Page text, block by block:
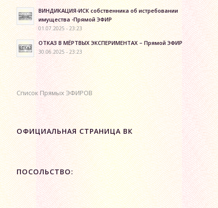
ВИНДИКАЦИЯ-ИСК собственника об истребовании
имущества -Прямой ЭФИР
01.07.2025 - 23:23
ОТКАЗ В МЁРТВЫХ ЭКСПЕРИМЕНТАХ – Прямой ЭФИР
30.06.2025 - 23:23
Список Прямых ЭФИРОВ
ОФИЦИАЛЬНАЯ СТРАНИЦА ВК
ПОСОЛЬСТВО: